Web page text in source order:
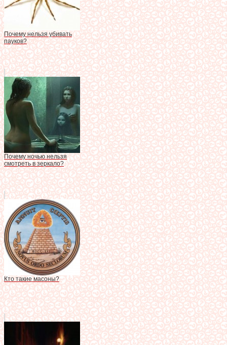
Почему нельзя убивать
пауков?
Почему ночью нельзя
смотреть в зеркало?
Кто такие масоны?